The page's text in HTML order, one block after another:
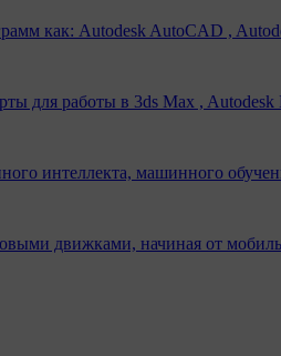
как: Autodesk AutoCAD ,
для работы в 3ds Max ,
интеллекта, машинного
движками, начиная от